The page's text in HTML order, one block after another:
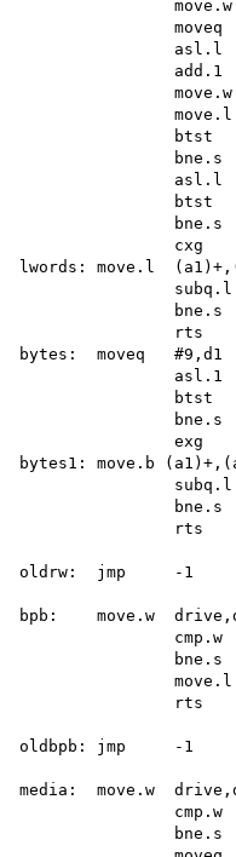
lwords:	move.l	(a1)+,(a0)+
bytes:	moveq	#9,d1
bytes1:	move.b (a1)+,(a0)+
oldrw:	jmp	-1
bpb:	move.w	drive,d0
oldbpb:	jmp	-1
media:	move.w	drive,d0